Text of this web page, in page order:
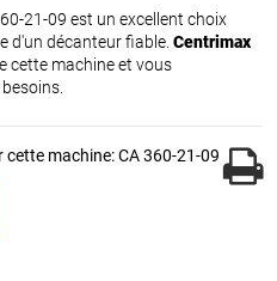
21-09 est un excellent choix
d'un décanteur fiable. Centrimax
cette machine et vous
machine: CA 360-21-09